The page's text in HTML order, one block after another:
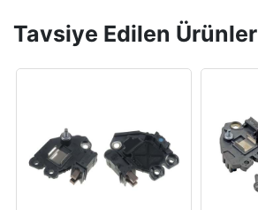
Tavsiye Edilen Ürünler